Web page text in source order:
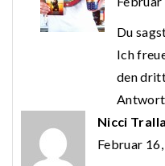
Du
Ich
den
Nicci
Februar